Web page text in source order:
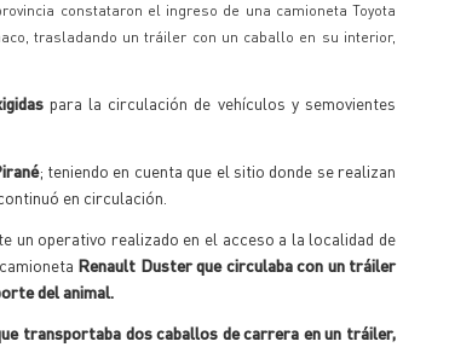
constataron el ingreso de una camioneta Toyota
trasladando un tráiler con un caballo en su interior,
para la circulación de vehículos y semovientes
; teniendo en cuenta que el sitio donde se realizan
en circulación.
un operativo realizado en el acceso a la localidad de
Renault Duster que circulaba con un tráiler
del animal.
transportaba dos caballos de carrera en un tráiler,